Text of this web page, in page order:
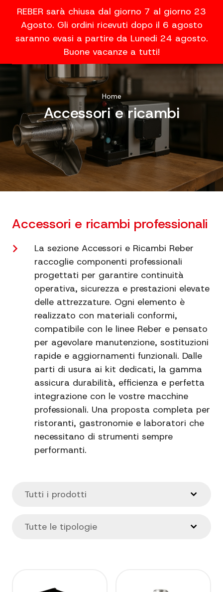
REBER sarà chiusa dal giorno 7 al giorno 23
Agosto. Gli ordini ricevuti dopo il 6 agosto
saranno evasi a partire da Lunedi 24 agosto.
Buone vacanze a tutti!
Home
Accessori e ricambi
Accessori e ricambi professionali
La sezione Accessori e Ricambi Reber
raccoglie componenti professionali
progettati per garantire continuità
operativa, sicurezza e prestazioni elevate
delle attrezzature. Ogni elemento è
realizzato con materiali conformi,
compatibile con le linee Reber e pensato
per agevolare manutenzione, sostituzioni
rapide e aggiornamenti funzionali. Dalle
parti di usura ai kit dedicati, la gamma
assicura durabilità, efficienza e perfetta
integrazione con le vostre macchine
professionali. Una proposta completa per
ristoranti, gastronomie e laboratori che
necessitano di strumenti sempre
performanti.